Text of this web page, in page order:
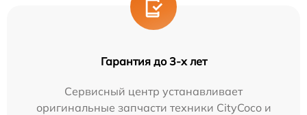
Гарантия до 3-х лет
Сервисный центр устанавливает
оригинальные запчасти техники CityCoco и